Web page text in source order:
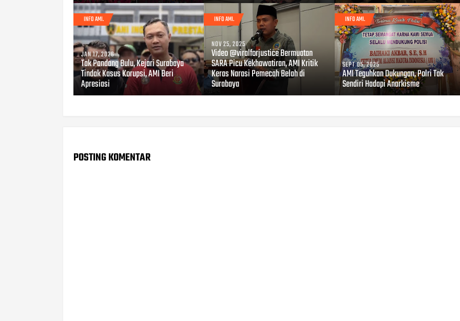
INFO AMI.
JAN 17, 2026
Tak Pandang Bulu, Kejari Surabaya
Tindak Kasus Korupsi, AMI Beri
Apresiasi
INFO AMI.
NOV 25, 2025
Video @viralforjustice Bermuatan
SARA Picu Kekhawatiran, AMI Kritik
Keras Narasi Pemecah Belah di
Surabaya
INFO AMI.
SEPT 05, 2025
AMI Teguhkan Dukungan, Polri Tak
Sendiri Hadapi Anarkisme
POSTING KOMENTAR